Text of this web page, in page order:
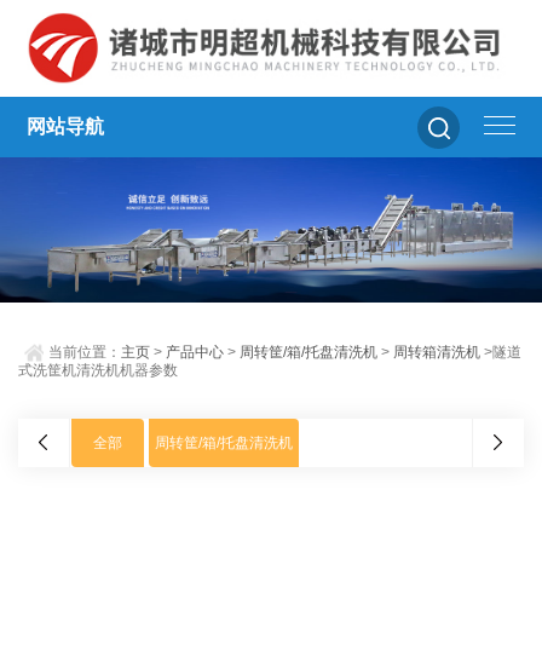
网站导航
当前位置： 主页 > 产品中心 > 周转筐/箱/托盘清洗机 > 周转箱清洗机 >隧道
式洗筐机清洗机机器参数
全部 周转筐/箱/托盘清洗机